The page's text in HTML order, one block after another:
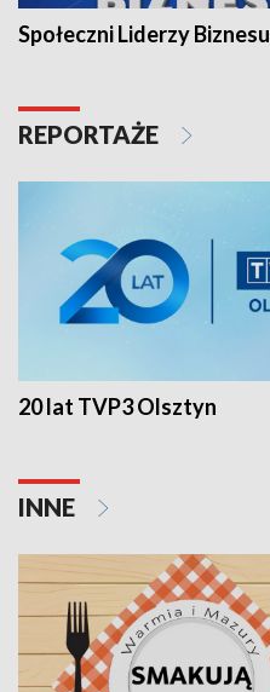
Społeczni Liderzy Biznesu
REPORTAŻE
20 lat TVP3 Olsztyn
INNE